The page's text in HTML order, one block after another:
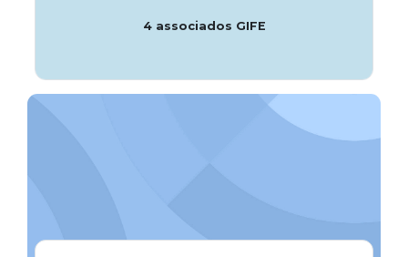
4 associados GIFE